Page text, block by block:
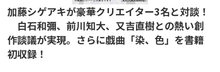
加藤シゲアキが豪華クリエイター3名と対談！
白石和彌、前川知大、又吉直樹との熱い創
作談議が実現。さらに戯曲「染、色」を書籍
初収録！